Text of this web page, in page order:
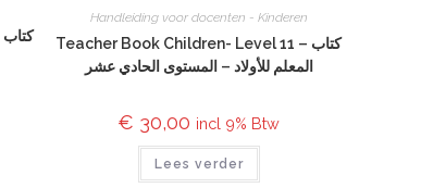
Handleiding voor docenten - Kinderen
Teacher Book Children- Level 11 – كتاب
المعلم للأولاد – المستوى الحادي عشر
€ 30,00 incl 9% Btw
Lees verder